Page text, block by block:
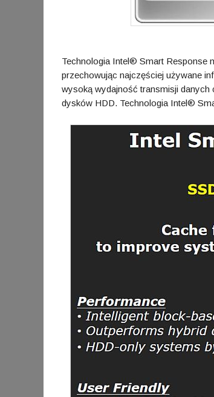
Technologia Intel® Smart Response
przechowując najczęściej używane
wysoką wydajność transmisji
dysków HDD. Technologia Intel®